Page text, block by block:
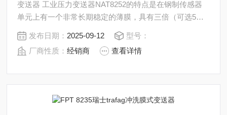
变送器 工业压力变送器NAT8252的特点是在钢制传感器
单元上有一个非常长期稳定的薄膜，具有三倍（可选5
倍）的超压安全性。也可以选择，NAT8252作为压力开关
提供1或2个开关输出。坚固的设计和从-40°C到+125°C的
宽温度范围使NAT8252成为广泛应用的理想解决方案。
发布日期： 2025-09-12
型号：
厂商性质：经销商 查看详情